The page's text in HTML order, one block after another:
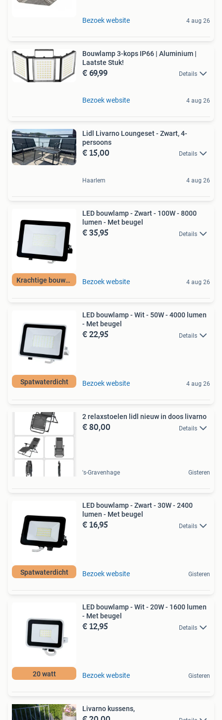
Bezoek website 4 aug 26
Bouwlamp 3-kops IP66 | Aluminium |
Laatste Stuk!
€ 69,99 Details
Bezoek website 4 aug 26
Lidl Livarno Loungeset - Zwart, 4-
persoons
€ 15,00 Details
Haarlem 4 aug 26
Krachtige bouwlamp
LED bouwlamp - Zwart - 100W - 8000
lumen - Met beugel
€ 35,95 Details
Bezoek website 4 aug 26
Spatwaterdicht
LED bouwlamp - Wit - 50W - 4000 lumen
- Met beugel
€ 22,95 Details
Bezoek website 4 aug 26
2 relaxstoelen lidl nieuw in doos livarno
€ 80,00 Details
's-Gravenhage Gisteren
Spatwaterdicht
LED bouwlamp - Zwart - 30W - 2400
lumen - Met beugel
€ 16,95 Details
Bezoek website Gisteren
20 watt
LED bouwlamp - Wit - 20W - 1600 lumen
- Met beugel
€ 12,95 Details
Bezoek website Gisteren
Livarno kussens,